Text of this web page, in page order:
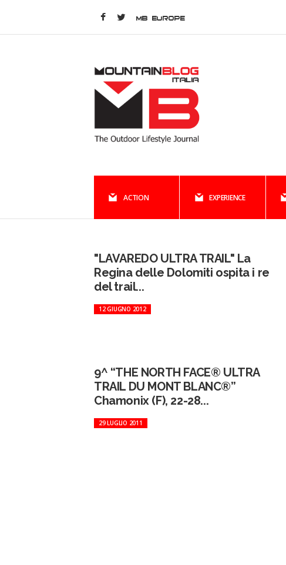
MB EUROPE
ACTION EXPERIENCE
"LAVAREDO ULTRA TRAIL" La
Regina delle Dolomiti ospita i re
del trail...
12 GIUGNO 2012
9^ “THE NORTH FACE® ULTRA
TRAIL DU MONT BLANC®”
Chamonix (F), 22-28...
29 LUGLIO 2011